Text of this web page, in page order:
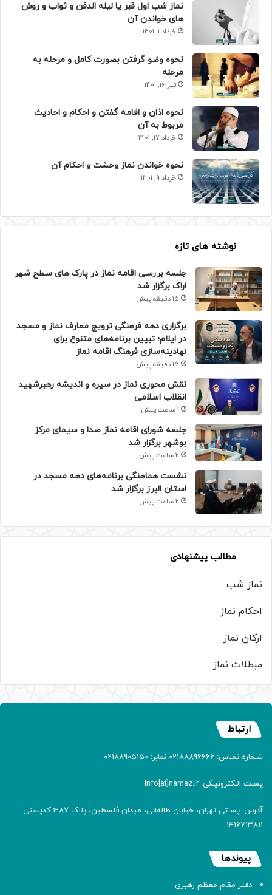
نماز شب اول قبر یا لیله الدفن و ثواب و روش
های خواندن آن
خرداد 1, 1401
نحوه وضو گرفتن بصورت کامل و مرحله به
مرحله
تیر 16, 1401
نحوه اذان و اقامه گفتن و احکام و احادیث
مربوط به آن
خرداد 17, 1401
نحوه خواندن نماز وحشت و احکام آن
خرداد 9, 1401
نوشته های تازه
جلسه بررسی اقامه نماز در پارک های سطح شهر
اراک برگزار شد
15 دقیقه پیش
برگزاری دهه فرهنگی ترویج معارف نماز و مسجد
در ایلام؛ تبیین برنامه‌های متنوع برای
نهادینه‌سازی فرهنگ اقامه نماز
15 دقیقه پیش
نقش محوری نماز در سیره و اندیشه رهبرشهید
انقلاب اسلامی
1 ساعت پیش
جلسه شورای اقامه نماز صدا و سیمای مرکز
بوشهر برگزار شد
2 ساعت پیش
نشست هماهنگی برنامه‌های دهه مسجد در
استان البرز برگزار شد
2 ساعت پیش
مطالب پیشنهادی
نماز شب
احکام نماز
ارکان نماز
مبطلات نماز
ارتباط
شـماره تمـاس: 02188896666 نمابر: 02188905150
پسـت الـکترونیـکی: info[at]namaz.ir
آدرس: پسـتی تهران، خیابان طالقانی، میدان فلسطین، پلاک 387 کدپستی:
۱۴۱۶۷۱۳۸۱۱
پیوندها
دفتر مقام معظم رهبری